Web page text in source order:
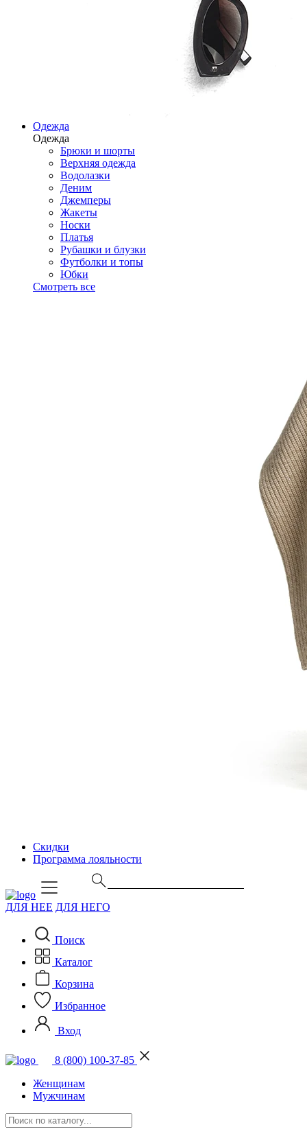
Одежда
Одежда
Брюки и шорты
Верхняя одежда
Водолазки
Деним
Джемперы
Жакеты
Носки
Платья
Рубашки и блузки
Футболки и топы
Юбки
Смотреть все
Скидки
Программа лояльности
ДЛЯ НЕЕ ДЛЯ НЕГО
Поиск
Каталог
Корзина
Избранное
Вход
8 (800) 100-37-85
Женщинам
Мужчинам